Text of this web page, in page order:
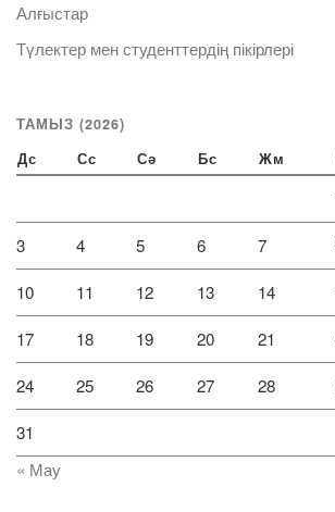
Алғыстар
Түлектер мен студенттердің пікірлері
ТАМЫЗ (2026)
Дс Сс Сә Бс Жм
3 4 5 6 7
10 11 12 13 14
17 18 19 20 21
24 25 26 27 28
31
« Мау